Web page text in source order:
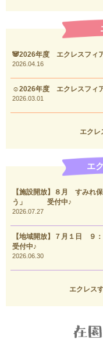
🐼2026年度 エクレスフィ
2026.04.16
☺2026年度 エクレスフィ
2026.03.01
エクレ
エ
【施設開放】８月 すみれ
う」 受付中♪
2026.07.27
【地域開放】７月１日
受付中♪
2026.06.30
エクレス